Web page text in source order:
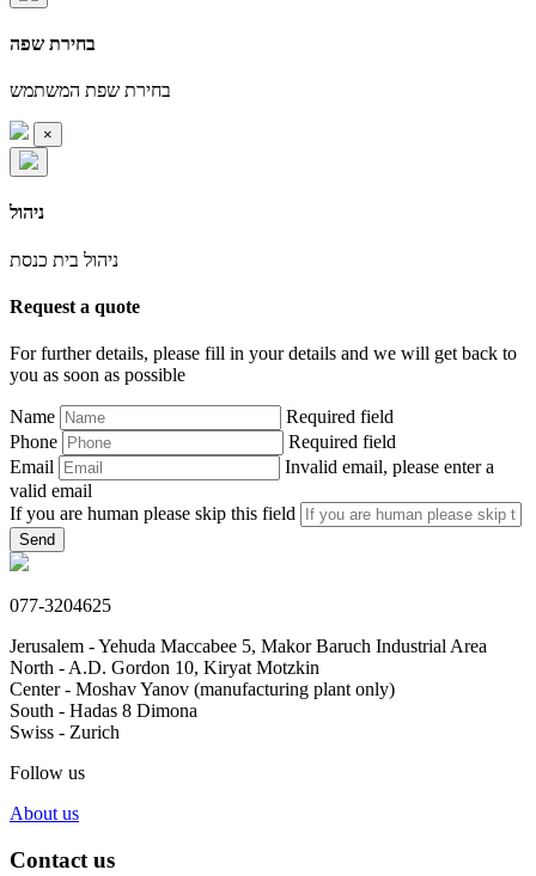
בחירת שפה
בחירת שפת המשתמש
×
ניהול
ניהול בית כנסת
Request a quote
For further details, please fill in your details and we will get back to
you as soon as possible
Name
Required field
Phone
Required field
Email
Invalid email, please enter a
valid email
If you are human please skip this field
Send
077-3204625
Jerusalem - Yehuda Maccabee 5, Makor Baruch Industrial Area
North - A.D. Gordon 10, Kiryat Motzkin
Center - Moshav Yanov (manufacturing plant only)
South - Hadas 8 Dimona
Swiss - Zurich
Follow us
About us
Contact us